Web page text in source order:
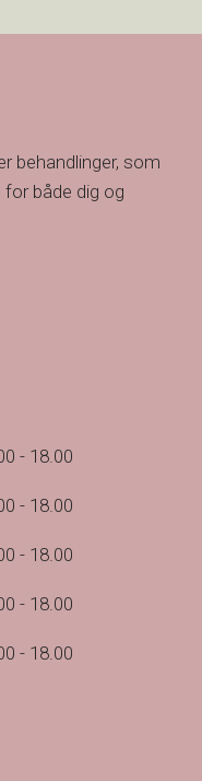
behandlinger, som
både dig og
- 18.00
- 18.00
- 18.00
- 18.00
- 18.00